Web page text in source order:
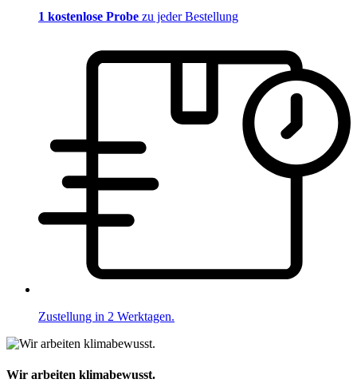
1 kostenlose Probe zu jeder Bestellung
Zustellung in 2 Werktagen.
Wir arbeiten klimabewusst.